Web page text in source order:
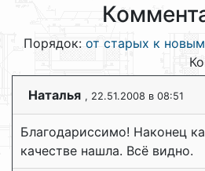
Порядок: от старых к новым
Наталья , 22.51.2008 в 08:51
Благодариссимо! Наконец
качестве нашла. Всё видно.